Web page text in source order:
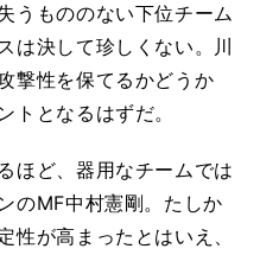
うもののない下位チーム
は決して珍しくない。川
撃性を保てるかどうか
トとなるはずだ。
ほど、器用なチームでは
のMF中村憲剛。たしか
性が高まったとはいえ、